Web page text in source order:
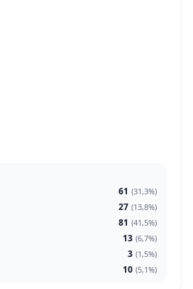
61 (31,3%)
27 (13,8%)
81 (41,5%)
13 (6,7%)
3 (1,5%)
10 (5,1%)